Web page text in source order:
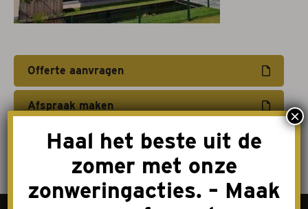
Afspraak maken
Contact
Offerte aanvragen
Afspraak maken
Haal het beste uit de
zomer met onze
zonweringacties. – Maak
×